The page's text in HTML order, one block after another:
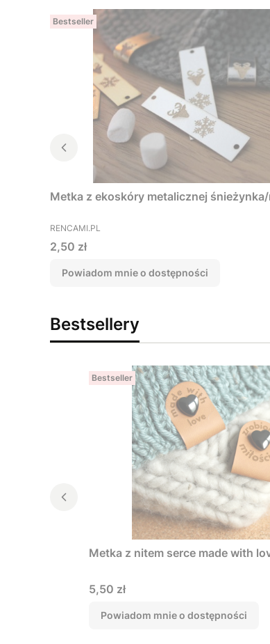
Bestseller
Metka z ekoskóry metalicznej
PRODUCENT
RENCAMI.PL
Cena
2,50 zł
Powiadom mnie o dostępności
Bestsellery
Bestseller
Metka z nitem serce made with
Cena
5,50 zł
Powiadom mnie o dostępności